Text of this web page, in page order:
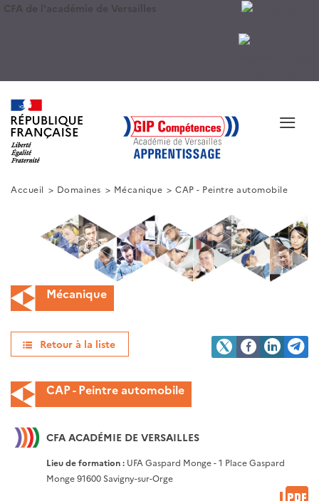
CFA de l'académie de Versailles
≡
Accueil Domaines Mécanique CAP - Peintre automobile
Mécanique
Retour à la liste
CAP - Peintre automobile
CFA ACADÉMIE DE VERSAILLES
Lieu de formation : UFA Gaspard Monge - 1 Place Gaspard
Monge 91600 Savigny-sur-Orge